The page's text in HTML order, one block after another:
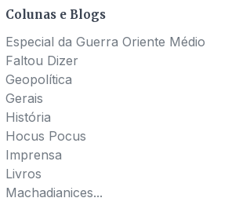
Colunas e Blogs
Especial da Guerra Oriente Médio
Faltou Dizer
Geopolítica
Gerais
História
Hocus Pocus
Imprensa
Livros
Machadianices...